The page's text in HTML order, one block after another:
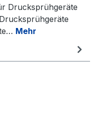
Drucksprühgeräte
Mehr